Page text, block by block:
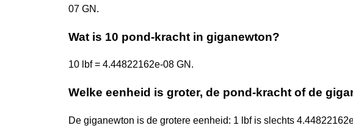
07 GN.
Wat is 10 pond-kracht in giganewton?
10 lbf = 4.44822162e-08 GN.
Welke eenheid is groter, de pond-kracht of de
De giganewton is de grotere eenheid: 1 lbf is slechts